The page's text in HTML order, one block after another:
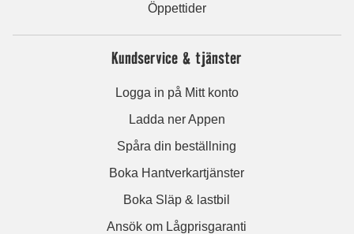
Öppettider
Kundservice & tjänster
Logga in på Mitt konto
Ladda ner Appen
Spåra din beställning
Boka Hantverkartjänster
Boka Släp & lastbil
Ansök om Lågprisgaranti